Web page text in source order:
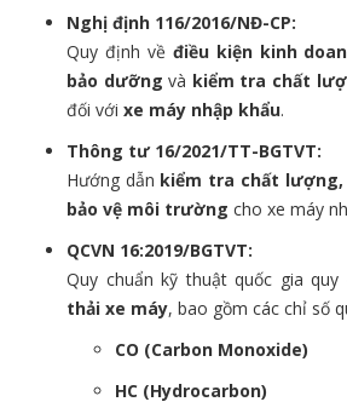
Nghị định 116/2016/NĐ-CP:
Quy định về điều kiện kinh
bảo dưỡng và kiểm tra chất
đối với xe máy nhập khẩu.
Thông tư 16/2021/TT-BGTVT:
Hướng dẫn kiểm tra chất
bảo vệ môi trường cho xe máy
QCVN 16:2019/BGTVT:
Quy chuẩn kỹ thuật quốc gia quy
thải xe máy, bao gồm các chỉ số
CO (Carbon Monoxide)
HC (Hydrocarbon)